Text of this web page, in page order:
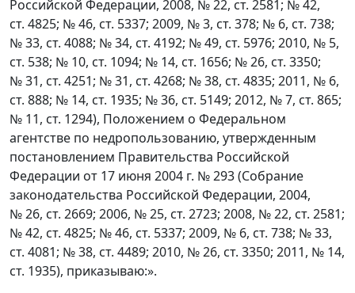
Российской Федерации, 2008, № 22, ст. 2581; № 42,
ст. 4825; № 46, ст. 5337; 2009, № 3, ст. 378; № 6, ст. 738;
№ 33, ст. 4088; № 34, ст. 4192; № 49, ст. 5976; 2010, № 5,
ст. 538; № 10, ст. 1094; № 14, ст. 1656; № 26, ст. 3350;
№ 31, ст. 4251; № 31, ст. 4268; № 38, ст. 4835; 2011, № 6,
ст. 888; № 14, ст. 1935; № 36, ст. 5149; 2012, № 7, ст. 865;
№ 11, ст. 1294), Положением о Федеральном
агентстве по недропользованию, утвержденным
постановлением Правительства Российской
Федерации от 17 июня 2004 г. № 293 (Собрание
законодательства Российской Федерации, 2004,
№ 26, ст. 2669; 2006, № 25, ст. 2723; 2008, № 22, ст. 2581;
№ 42, ст. 4825; № 46, ст. 5337; 2009, № 6, ст. 738; № 33,
ст. 4081; № 38, ст. 4489; 2010, № 26, ст. 3350; 2011, № 14,
ст. 1935), приказываю:».